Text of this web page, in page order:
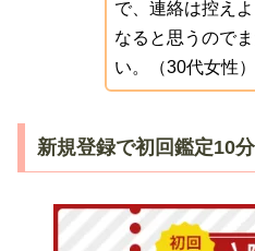
で、連絡は控え
なると思うので
い。（30代女性）
新規登録で初回鑑定10